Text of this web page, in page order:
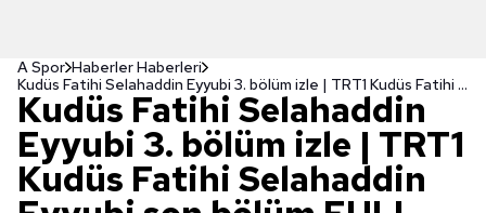
A Spor Haberler Haberleri
Kudüs Fatihi Selahaddin Eyyubi 3. bölüm izle | TRT1 Kudüs Fatihi Selahaddin Eyyubi son bölüm FULL İZLE
Kudüs Fatihi Selahaddin
Eyyubi 3. bölüm izle | TRT1
Kudüs Fatihi Selahaddin